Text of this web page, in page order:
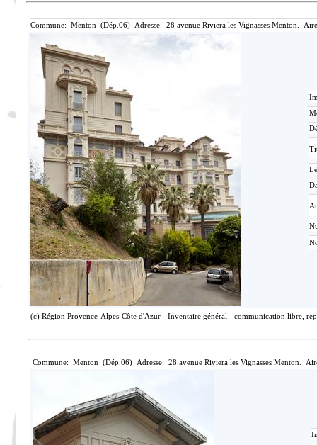
Commune: Menton (Dép.06) Adresse: 28 avenue Riviera les Vignasses Menton.
(c) Région Provence-Alpes-Côte d'Azur - Inventaire général - communication libre,
Commune: Menton (Dép.06) Adresse: 28 avenue Riviera les Vignasses Menton.